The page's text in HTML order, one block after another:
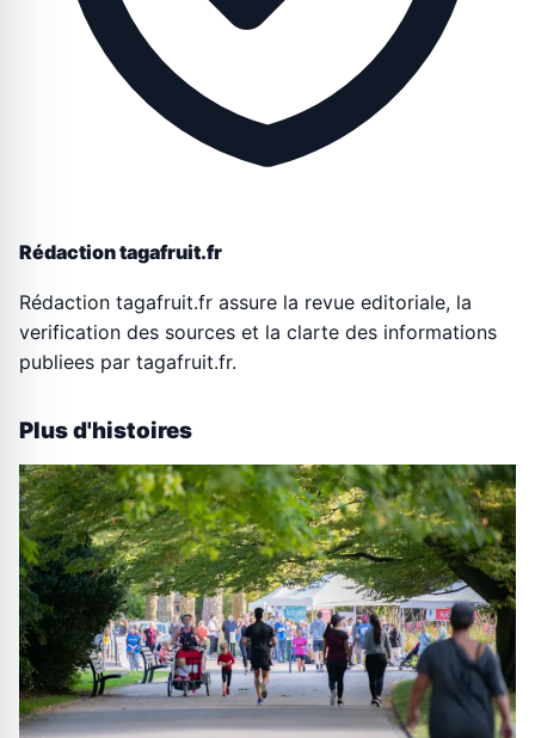
Rédaction tagafruit.fr
Rédaction tagafruit.fr assure la revue editoriale, la
verification des sources et la clarte des informations
publiees par tagafruit.fr.
Plus d'histoires